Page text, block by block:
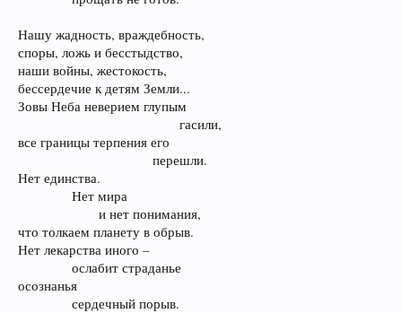
Нашу жадность, враждебность,
споры, ложь и бесстыдство,
наши войны, жестокость,
бессердечие к детям Земли...
Зовы Неба неверием глупым
гасили,​
все границы терпения его
перешли.​
Нет единства.
Нет мира
и нет понимания,​
что толкаем планету в обрыв.
Нет лекарства иного –
ослабит страданье​
осознанья
сердечный порыв.​